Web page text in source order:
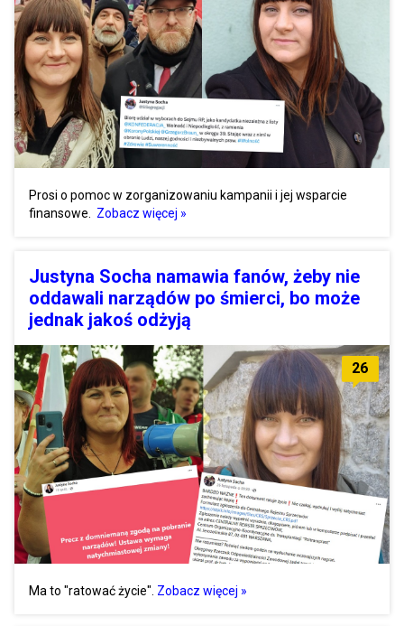
Prosi o pomoc w zorganizowaniu kampanii i jej wsparcie
finansowe.
Zobacz więcej »
Justyna Socha namawia fanów, żeby nie
oddawali narządów po śmierci, bo może
jednak jakoś odżyją
26
Ma to "ratować życie". Zobacz więcej »